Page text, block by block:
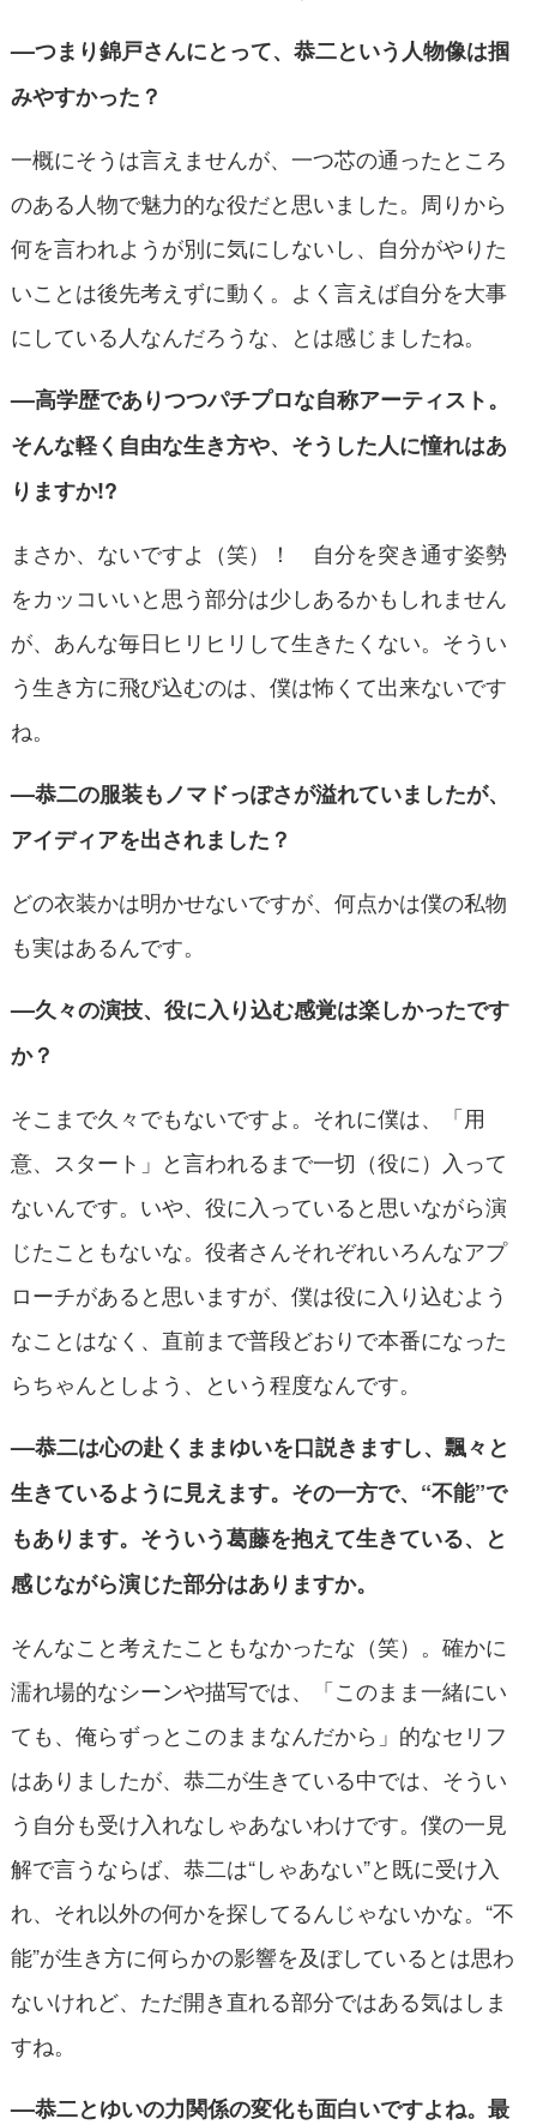
––つまり錦戸さんにとって、恭二という人物像は掴
みやすかった？
一概にそうは言えませんが、一つ芯の通ったところ
のある人物で魅力的な役だと思いました。周りから
何を言われようが別に気にしないし、自分がやりた
いことは後先考えずに動く。よく言えば自分を大事
にしている人なんだろうな、とは感じましたね。
––高学歴でありつつパチプロな自称アーティスト。
そんな軽く自由な生き方や、そうした人に憧れはあ
りますか!?
まさか、ないですよ（笑）！ 自分を突き通す姿勢
をカッコいいと思う部分は少しあるかもしれません
が、あんな毎日ヒリヒリして生きたくない。そうい
う生き方に飛び込むのは、僕は怖くて出来ないです
ね。
––恭二の服装もノマドっぽさが溢れていましたが、
アイディアを出されました？
どの衣装かは明かせないですが、何点かは僕の私物
も実はあるんです。
––久々の演技、役に入り込む感覚は楽しかったです
か？
そこまで久々でもないですよ。それに僕は、「用
意、スタート」と言われるまで一切（役に）入って
ないんです。いや、役に入っていると思いながら演
じたこともないな。役者さんそれぞれいろんなアプ
ローチがあると思いますが、僕は役に入り込むよう
なことはなく、直前まで普段どおりで本番になった
らちゃんとしよう、という程度なんです。
––恭二は心の赴くままゆいを口説きますし、飄々と
生きているように見えます。その一方で、“不能”で
もあります。そういう葛藤を抱えて生きている、と
感じながら演じた部分はありますか。
そんなこと考えたこともなかったな（笑）。確かに
濡れ場的なシーンや描写では、「このまま一緒にい
ても、俺らずっとこのままなんだから」的なセリフ
はありましたが、恭二が生きている中では、そうい
う自分も受け入れなしゃあないわけです。僕の一見
解で言うならば、恭二は“しゃあない”と既に受け入
れ、それ以外の何かを探してるんじゃないかな。“不
能”が生き方に何らかの影響を及ぼしているとは思わ
ないけれど、ただ開き直れる部分ではある気はしま
すね。
––恭二とゆいの力関係の変化も面白いですよね。最